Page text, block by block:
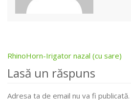
Post
navigation
RhinoHorn-Irigator nazal (cu sare)
Lasă un răspuns
Adresa ta de email nu va fi publicată.